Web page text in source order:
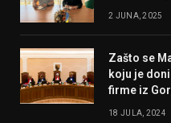
2 JUNA, 2025
Zašto se
koju je
firme iz
18 JULA, 2024